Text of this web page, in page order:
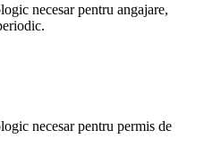
necesar pentru angajare,
necesar pentru permis de